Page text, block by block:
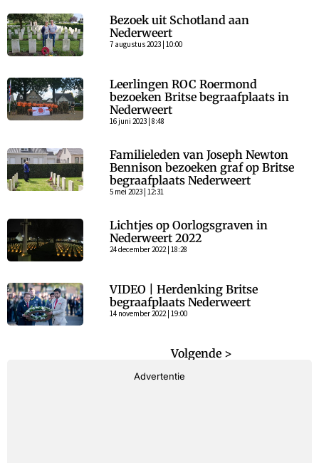
Bezoek uit Schotland aan
Nederweert
7 augustus 2023 | 10:00
Leerlingen ROC Roermond
bezoeken Britse begraafplaats in
Nederweert
16 juni 2023 | 8:48
Familieleden van Joseph Newton
Bennison bezoeken graf op Britse
begraafplaats Nederweert
5 mei 2023 | 12:31
Lichtjes op Oorlogsgraven in
Nederweert 2022
24 december 2022 | 18:28
VIDEO | Herdenking Britse
begraafplaats Nederweert
14 november 2022 | 19:00
Volgende >
Advertentie